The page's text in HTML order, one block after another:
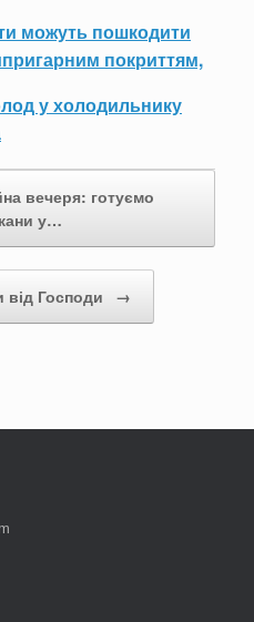
можуть пошкодити
покриттям,
у холодильнику
вечеря: готуємо
у…
від Господи →